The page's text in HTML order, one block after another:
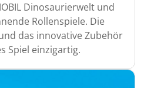
Dinosaurierwelt und
Rollenspiele. Die
das innovative Zubehör
Spiel einzigartig.